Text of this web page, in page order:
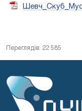
Переглядів: 22 585